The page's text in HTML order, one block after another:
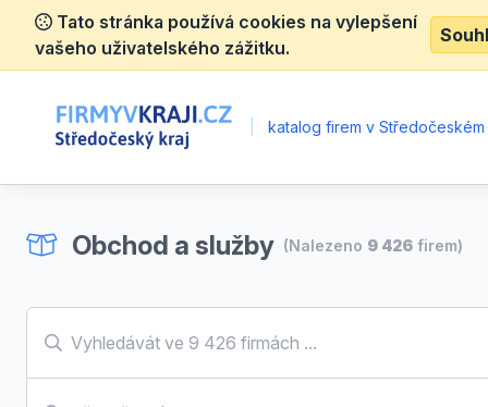
Tato stránka používá cookies na vylepšení
vašeho uživatelského zážitku.
katalog firem v Středočeském
Obchod a služby (Nalezeno 9 426 firem)